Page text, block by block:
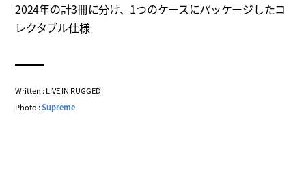
2024年の計3冊に分け、1つのケースにパッケージしたコ
レクタブル仕様
Written : LIVE IN RUGGED
Photo :Supreme